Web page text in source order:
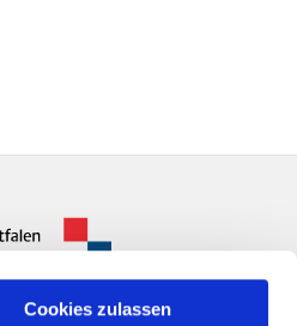
Cookies zulassen